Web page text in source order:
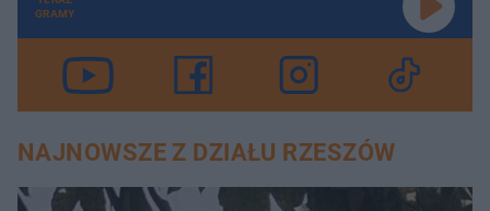
GRAMY
NAJNOWSZE Z DZIAŁU RZESZÓW